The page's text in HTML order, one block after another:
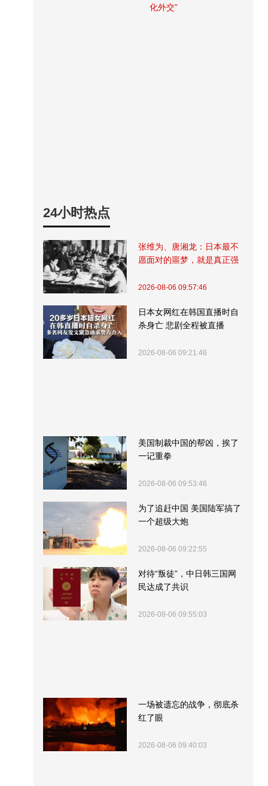
化外交”
24小时热点
张维为、唐湘龙：日本最不
愿面对的噩梦，就是真正强
2026-08-06 09:57:46
日本女网红在韩国直播时自
杀身亡 悲剧全程被直播
2026-08-06 09:21:46
美国制裁中国的帮凶，挨了
一记重拳
2026-08-06 09:53:46
为了追赶中国 美国陆军搞了
一个超级大炮
2026-08-06 09:22:55
对待“叛徒”，中日韩三国网
民达成了共识
2026-08-06 09:55:03
一场被遗忘的战争，彻底杀
红了眼
2026-08-06 09:40:03